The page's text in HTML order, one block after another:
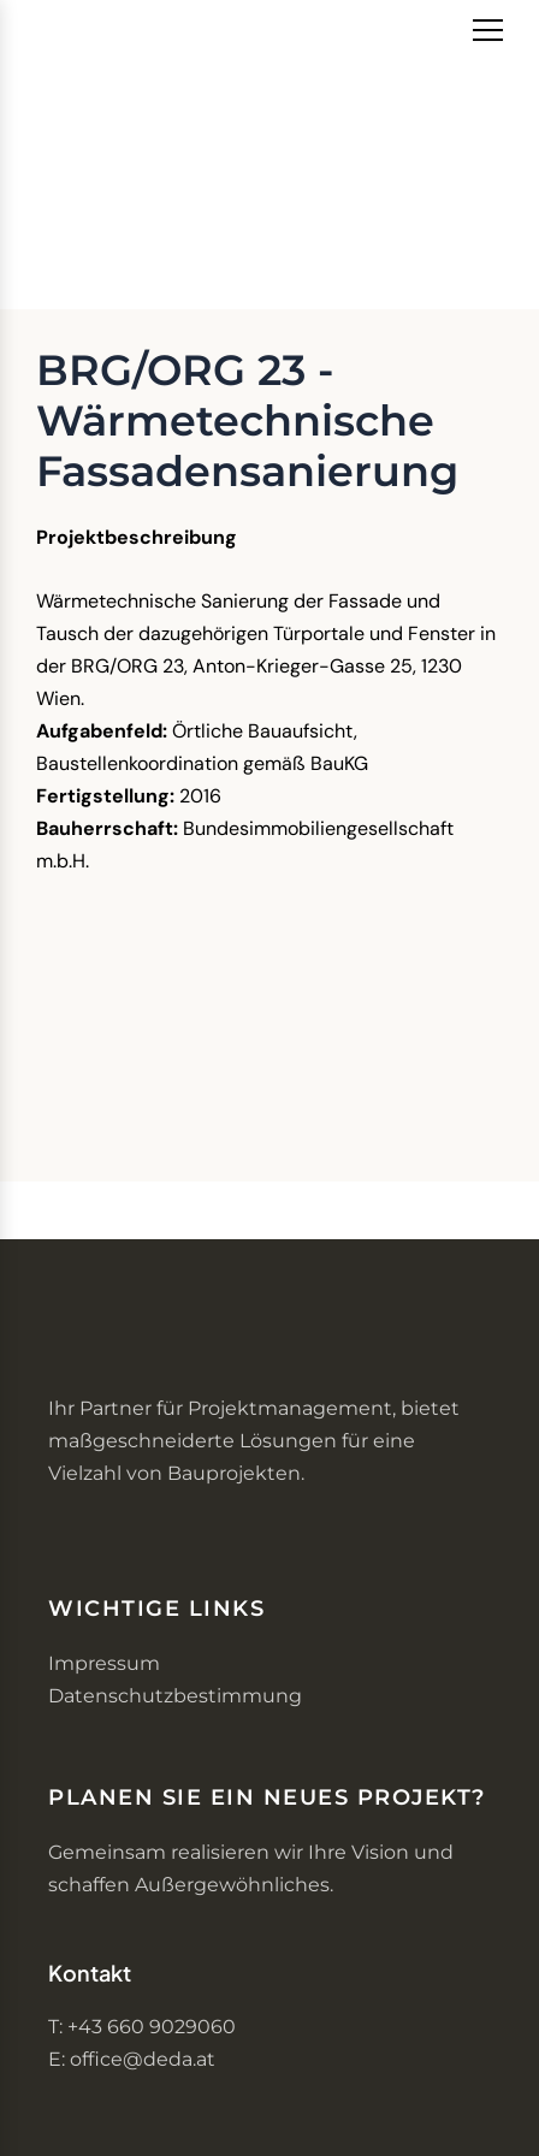
BRG/ORG 23 -
Wärmetechnische
Fassadensanierung
Projektbeschreibung
Wärmetechnische Sanierung der Fassade und
Tausch der dazugehörigen Türportale und Fenster in
der BRG/ORG 23, Anton-Krieger-Gasse 25, 1230
Wien.
Aufgabenfeld:Örtliche Bauaufsicht,
Baustellenkoordination gemäß BauKG
Fertigstellung: 2016
Bauherrschaft: Bundesimmobiliengesellschaft
m.b.H.
Ihr Partner für Projektmanagement, bietet
maßgeschneiderte Lösungen für eine
Vielzahl von Bauprojekten.
WICHTIGE LINKS
Impressum
Datenschutzbestimmung
PLANEN SIE EIN NEUES PROJEKT?
Gemeinsam realisieren wir Ihre Vision und
schaffen Außergewöhnliches.
Kontakt
T: +43 660 9029060
E: office@deda.at